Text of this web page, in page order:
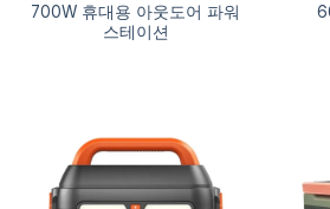
700W 휴대용 아웃도어 파워
스테이션